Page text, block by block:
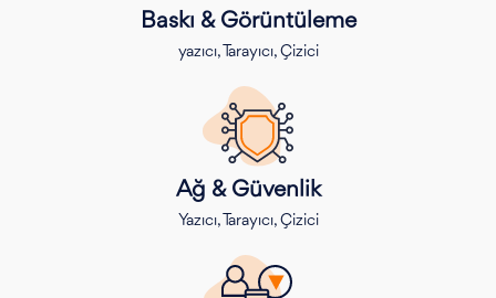
Baskı & Görüntüleme
yazıcı, Tarayıcı, Çizici
Ağ & Güvenlik
Yazıcı, Tarayıcı, Çizici